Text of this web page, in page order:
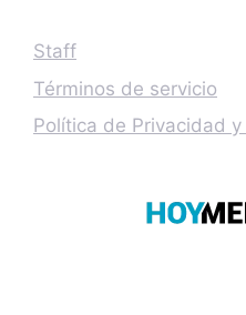
Staff
Términos de servicio
Política de Privacidad